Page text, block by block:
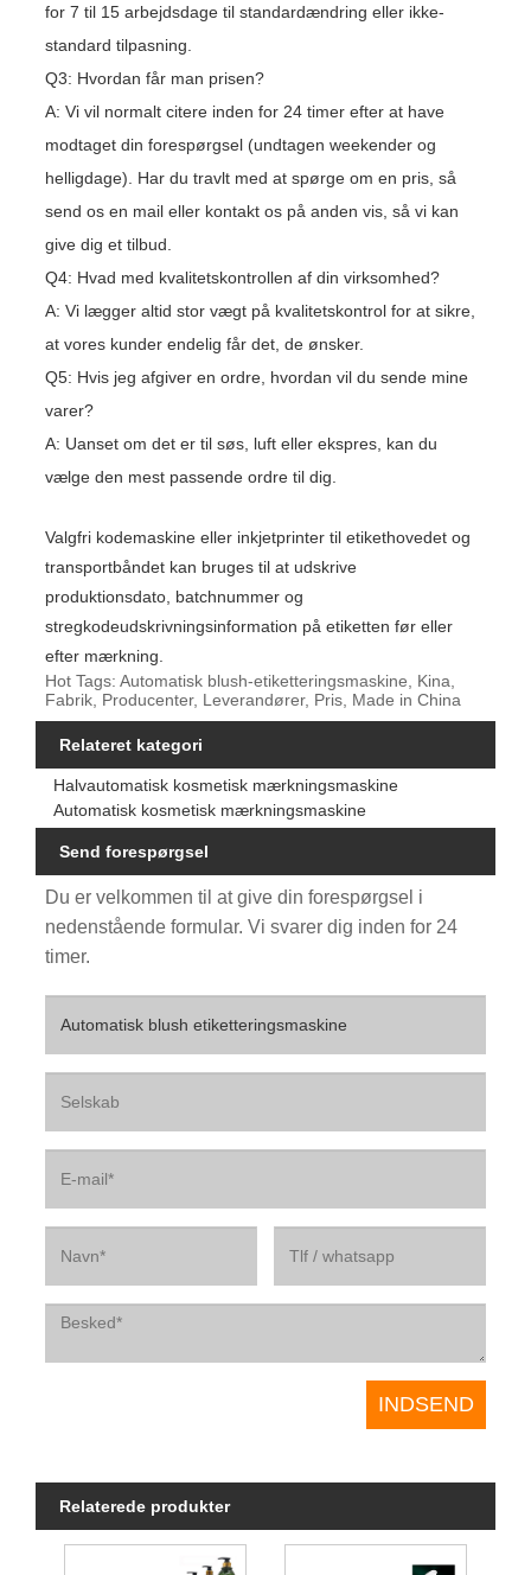
for 7 til 15 arbejdsdage til standardændring eller ikke-
standard tilpasning.
Q3: Hvordan får man prisen?
A: Vi vil normalt citere inden for 24 timer efter at have
modtaget din forespørgsel (undtagen weekender og
helligdage). Har du travlt med at spørge om en pris, så
send os en mail eller kontakt os på anden vis, så vi kan
give dig et tilbud.
Q4: Hvad med kvalitetskontrollen af ​​din virksomhed?
A: Vi lægger altid stor vægt på kvalitetskontrol for at sikre,
at vores kunder endelig får det, de ønsker.
Q5: Hvis jeg afgiver en ordre, hvordan vil du sende mine
varer?
A: Uanset om det er til søs, luft eller ekspres, kan du
vælge den mest passende ordre til dig.
Valgfri kodemaskine eller inkjetprinter til etikethovedet og
transportbåndet kan bruges til at udskrive
produktionsdato, batchnummer og
stregkodeudskrivningsinformation på etiketten før eller
efter mærkning.
Hot Tags: Automatisk blush-etiketteringsmaskine, Kina,
Fabrik, Producenter, Leverandører, Pris, Made in China
Relateret kategori
Halvautomatisk kosmetisk mærkningsmaskine
Automatisk kosmetisk mærkningsmaskine
Send forespørgsel
Du er velkommen til at give din forespørgsel i
nedenstående formular. Vi svarer dig inden for 24
timer.
Relaterede produkter